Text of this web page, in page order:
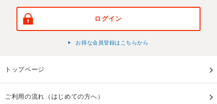
ログイン
お得な会員登録はこちらから
トップページ
ご利用の流れ（はじめての方へ）